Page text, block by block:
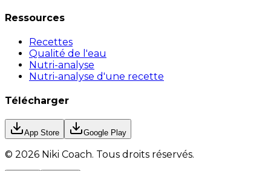
Ressources
Recettes
Qualité de l'eau
Nutri-analyse
Nutri-analyse d'une recette
Télécharger
App Store Google Play
© 2026 Niki Coach. Tous droits réservés.